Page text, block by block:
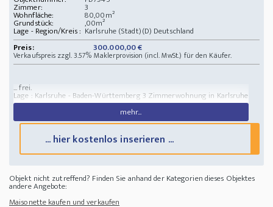
Zimmer: 3
Wohnfläche: 80,00m²
Grundstück: ,00m²
Lage - Region/Kreis : Karlsruhe (Stadt)(D) Deutschland
Preis:
300.000,00 €
Verkaufspreis zzgl. 3.57% Maklerprovision (incl. MwSt.) für den Käufer.
... frei.
Lage : Karlsruhe - Baden-Württemberg3 Zimmerwohnung in Karlsruhe
mehr...
... hier kostenlos inserieren ...
Objekt nicht zutreffend? Finden Sie anhand der Kategorien dieses Objektes
andere Angebote:
Maisonette kaufen und verkaufen